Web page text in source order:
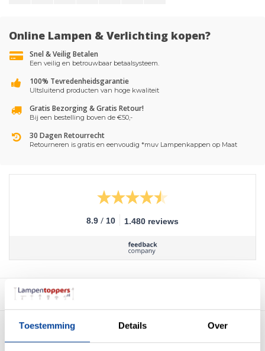
Toestemming Details Over
Online Lampen & Verlichting kopen?
Snel & Veilig Betalen
Een veilig en betrouwbaar betaalsysteem.
100% Tevredenheidsgarantie
UItsluitend producten van hoge kwaliteit
Gratis Bezorging & Gratis Retour!
Bij een bestelling boven de €50,-
30 Dagen Retourrecht
Retourneren is gratis en eenvoudig *muv Lampenkappen op Maat
8.9 / 10 1.480 reviews
Beschrijving
Hanglamp Golden Egg 8 Lichts 30cm Ø